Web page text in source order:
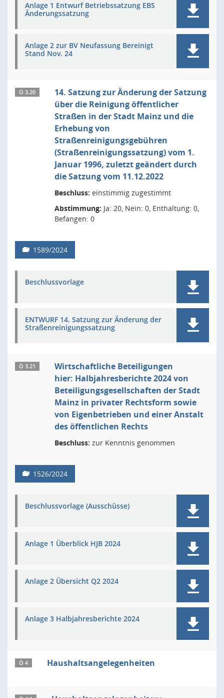
Anlage 1 Entwurf Betriebssatzung EBS
Änderungssatzung
Anlage 2 zur BV Neufassung Bereinigt
Stand Nov. 24
Ö 3.20
14. Satzung zur Änderung der Satzung
über die Reinigung öffentlicher
Straßen in der Stadt Mainz und die
Erhebung von
Straßenreinigungsgebühren
(Straßenreinigungssatzung) vom 1.
Januar 1996, zuletzt geändert durch
die Satzung vom 11.12.2022
Beschluss: einstimmig zugestimmt
Abstimmung: Ja: 20, Nein: 0, Enthaltung: 0,
Befangen: 0
1589/2024
Beschlussvorlage
ENTWURF 14. Satzung zur Änderung der
Straßenreinigungssatzung
Ö 3.21
Wirtschaftliche Beteiligungen
hier: Halbjahresberichte 2024 von
Beteiligungsgesellschaften der Stadt
Mainz in privater Rechtsform sowie
von Eigenbetrieben und einer Anstalt
des öffentlichen Rechts
Beschluss: zur Kenntnis genommen
1526/2024
Beschlussvorlage (Ausschüsse)
Anlage 1 Überblick HJB 2024
Anlage 2 Übersicht Q2 2024
Anlage 3 Halbjahresberichte 2024
Ö 4 Haushaltsangelegenheiten